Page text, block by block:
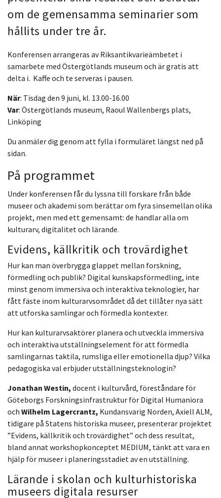
om de gemensamma seminarier som
hållits under tre år.
Konferensen arrangeras av Riksantikvarieämbetet i
samarbete med Östergötlands museum och är gratis att
delta i. Kaffe och te serveras i pausen.
När: Tisdag den 9 juni, kl. 13.00-16.00
Var: Östergötlands museum, Raoul Wallenbergs plats,
Linköping
Du anmäler dig genom att fylla i formuläret längst ned på
sidan.
På programmet
Under konferensen får du lyssna till forskare från både
museer och akademi som berättar om fyra sinsemellan olika
projekt, men med ett gemensamt: de handlar alla om
kulturarv, digitalitet och lärande.
Evidens, källkritik och trovärdighet
Hur kan man överbrygga glappet mellan forskning,
förmedling och publik? Digital kunskapsförmedling, inte
minst genom immersiva och interaktiva teknologier, har
fått fäste inom kulturarvsområdet då det tillåter nya sätt
att utforska samlingar och förmedla kontexter.
Hur kan kulturarvsaktörer planera och utveckla immersiva
och interaktiva utställningselement för att förmedla
samlingarnas taktila, rumsliga eller emotionella djup? Vilka
pedagogiska val erbjuder utställningsteknologin?
Jonathan Westin, docent i kulturvård, föreståndare för
Göteborgs Forskningsinfrastruktur för Digital Humaniora
och Wilhelm Lagercrantz, Kundansvarig Norden, Axiell ALM,
tidigare på Statens historiska museer, presenterar projektet
”Evidens, källkritik och trovärdighet” och dess resultat,
bland annat workshopkonceptet MEDIUM, tänkt att vara en
hjälp för museer i planeringsstadiet av en utställning.
Lärande i skolan och kulturhistoriska
museers digitala resurser